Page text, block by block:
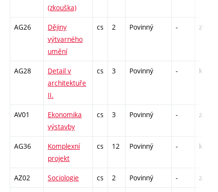
(zkouška)
AG26
Dějiny
výtvarného
umění
cs 2 Povinný - zk
AG28
Detail v
architektuře
II.
cs 3 Povinný - kl
AV01
Ekonomika
výstavby
cs 3 Povinný - zá,zk
AG36
Komplexní
projekt
cs 12 Povinný - kl
AZ02 Sociologie cs 2 Povinný - zá